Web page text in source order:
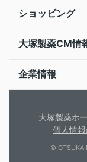
ショッピング
大塚製薬CM情
企業情報
大塚製薬ホ
個人情
© OTSUKA